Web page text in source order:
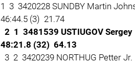
1 3 3420228 SUNDBY Martin
46:44.5 (3) 21.74
2 1 3481539 USTIUGOV
48:21.8 (32) 64.13
3 2 3420239 NORTHUG Petter